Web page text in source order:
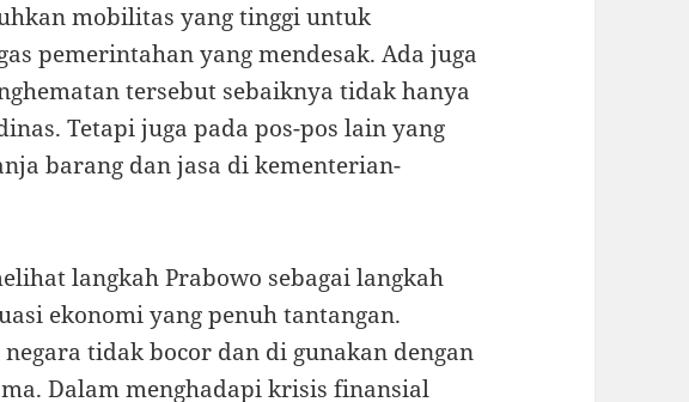
mobilitas yang tinggi untuk
pemerintahan yang mendesak. Ada juga
tersebut sebaiknya tidak hanya
Tetapi juga pada pos-pos lain yang
barang dan jasa di kementerian-
langkah Prabowo sebagai langkah
ekonomi yang penuh tantangan.
tidak bocor dan di gunakan dengan
Dalam menghadapi krisis finansial